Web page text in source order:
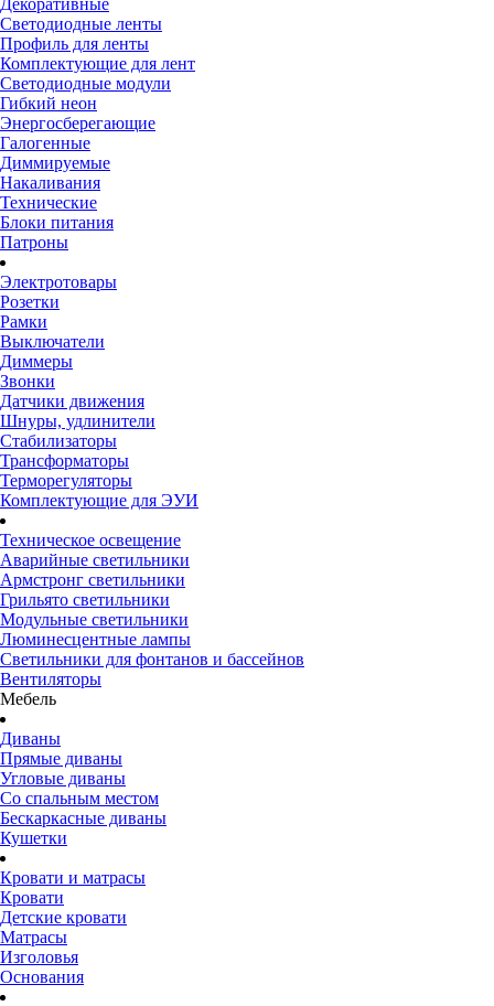
Декоративные
Светодиодные ленты
Профиль для ленты
Комплектующие для лент
Светодиодные модули
Гибкий неон
Энергосберегающие
Галогенные
Диммируемые
Накаливания
Технические
Блоки питания
Патроны
Электротовары
Розетки
Рамки
Выключатели
Диммеры
Звонки
Датчики движения
Шнуры, удлинители
Стабилизаторы
Трансформаторы
Терморегуляторы
Комплектующие для ЭУИ
Техническое освещение
Аварийные светильники
Армстронг светильники
Грильято светильники
Модульные светильники
Люминесцентные лампы
Светильники для фонтанов и бассейнов
Вентиляторы
Мебель
Диваны
Прямые диваны
Угловые диваны
Со спальным местом
Бескаркасные диваны
Кушетки
Кровати и матрасы
Кровати
Детские кровати
Матрасы
Изголовья
Основания